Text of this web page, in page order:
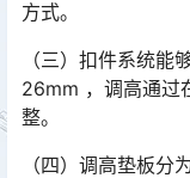
方式。
（三）扣件系统能
26mm ，调高通过
整。
（四）调高垫板